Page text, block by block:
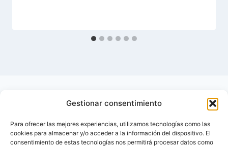
Gestionar consentimiento
Para ofrecer las mejores experiencias, utilizamos tecnologías como las
cookies para almacenar y/o acceder a la información del dispositivo. El
consentimiento de estas tecnologías nos permitirá procesar datos como